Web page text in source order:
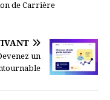
de Carrière
un